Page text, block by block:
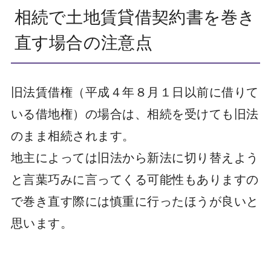
相続で土地賃貸借契約書を巻き
直す場合の注意点
旧法賃借権（平成４年８月１日以前に借りて
いる借地権）の場合は、相続を受けても旧法
のまま相続されます。
地主によっては旧法から新法に切り替えよう
と言葉巧みに言ってくる可能性もありますの
で巻き直す際には慎重に行ったほうが良いと
思います。